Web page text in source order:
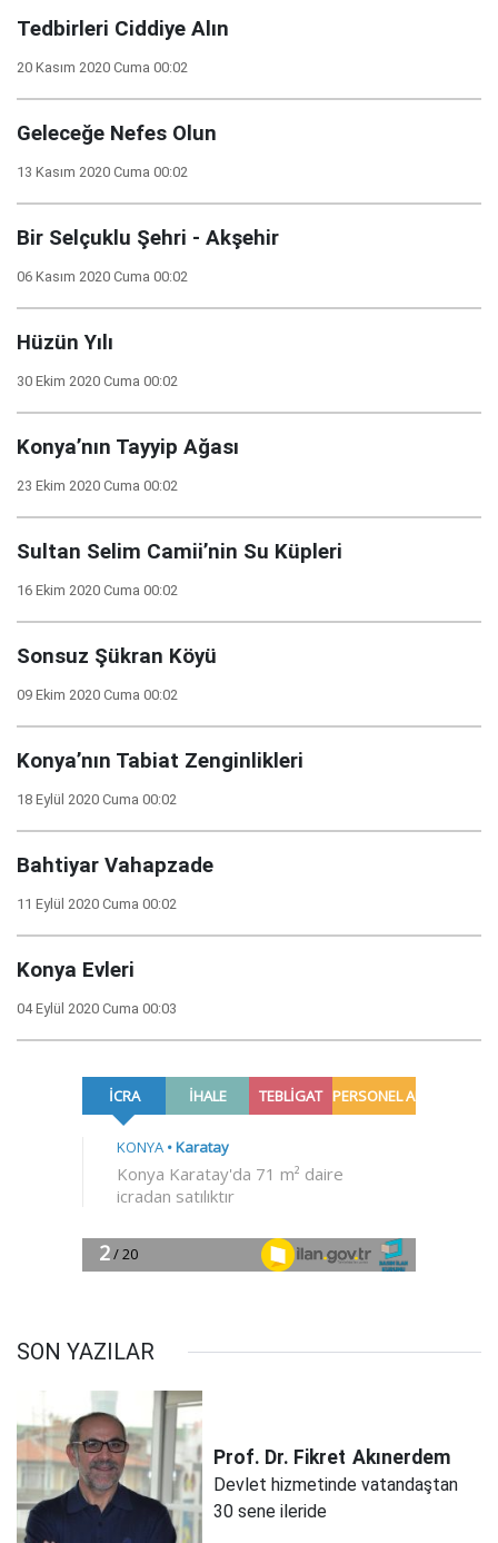
Tedbirleri Ciddiye Alın
20 Kasım 2020 Cuma 00:02
Geleceğe Nefes Olun
13 Kasım 2020 Cuma 00:02
Bir Selçuklu Şehri - Akşehir
06 Kasım 2020 Cuma 00:02
Hüzün Yılı
30 Ekim 2020 Cuma 00:02
Konya’nın Tayyip Ağası
23 Ekim 2020 Cuma 00:02
Sultan Selim Camii’nin Su Küpleri
16 Ekim 2020 Cuma 00:02
Sonsuz Şükran Köyü
09 Ekim 2020 Cuma 00:02
Konya’nın Tabiat Zenginlikleri
18 Eylül 2020 Cuma 00:02
Bahtiyar Vahapzade
11 Eylül 2020 Cuma 00:02
Konya Evleri
04 Eylül 2020 Cuma 00:03
SON YAZILAR
Prof. Dr. Fikret Akınerdem
Devlet hizmetinde vatandaştan
30 sene ileride